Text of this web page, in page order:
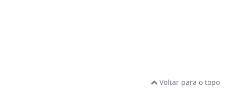
Voltar para o topo